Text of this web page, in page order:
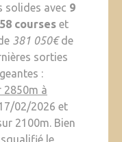
solides avec 9
courseset
381 050€de
sorties
:
2850m à
02/2026 et
2100m. Bien
le